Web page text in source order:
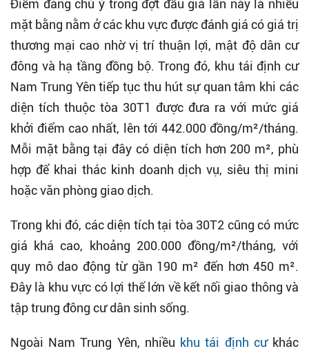
Điểm đáng chú ý trong đợt đấu giá lần này là nhiều
mặt bằng nằm ở các khu vực được đánh giá có giá trị
thương mại cao nhờ vị trí thuận lợi, mật độ dân cư
đông và hạ tầng đồng bộ. Trong đó, khu tái định cư
Nam Trung Yên tiếp tục thu hút sự quan tâm khi các
diện tích thuộc tòa 30T1 được đưa ra với mức giá
khởi điểm cao nhất, lên tới 442.000 đồng/m²/tháng.
Mỗi mặt bằng tại đây có diện tích hơn 200 m², phù
hợp để khai thác kinh doanh dịch vụ, siêu thị mini
hoặc văn phòng giao dịch.
Trong khi đó, các diện tích tại tòa 30T2 cũng có mức
giá khá cao, khoảng 200.000 đồng/m²/tháng, với
quy mô dao động từ gần 190 m² đến hơn 450 m².
Đây là khu vực có lợi thế lớn về kết nối giao thông và
tập trung đông cư dân sinh sống.
Ngoài Nam Trung Yên, nhiều khu tái định cưkhác